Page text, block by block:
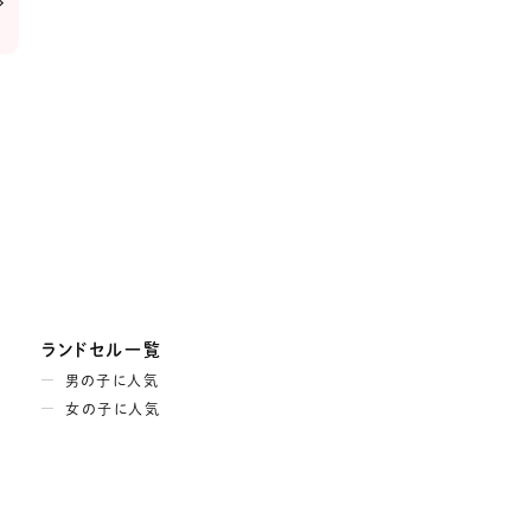
ランドセル一覧
男の子に人気
女の子に人気